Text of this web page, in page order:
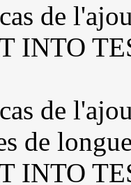
de
INTO
de
de
INTO